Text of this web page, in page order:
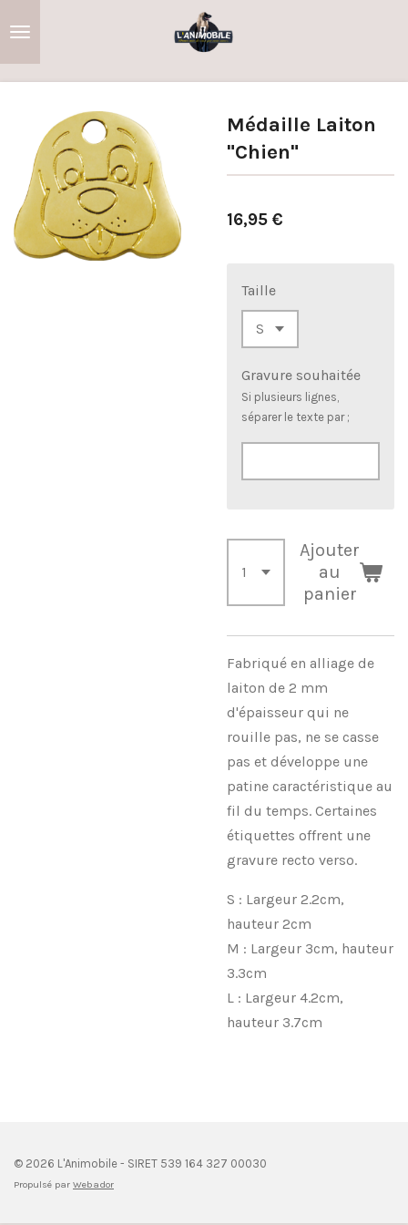
Médaille Laiton
"Chien"
16,95 €
Taille
Gravure souhaitée
Si plusieurs lignes,
séparer le texte par ;
Ajouter
au
panier
Fabriqué en alliage de
laiton de 2 mm
d'épaisseur qui ne
rouille pas, ne se casse
pas et développe une
patine caractéristique au
fil du temps. Certaines
étiquettes offrent une
gravure recto verso.
S : Largeur 2.2cm,
hauteur 2cm
M : Largeur 3cm, hauteur
3.3cm
L : Largeur 4.2cm,
hauteur 3.7cm
© 2026 L'Animobile - SIRET 539 164 327 00030
Propulsé par Webador